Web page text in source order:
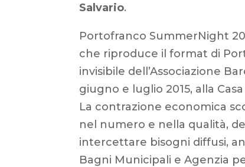
Salvario.
Portofranco SummerNight
che riproduce il format di
invisibile dell’Associazione
giugno e luglio 2015, alla
La contrazione economica
nel numero e nella qualità,
intercettare bisogni diffusi,
Bagni Municipali e Agenzia